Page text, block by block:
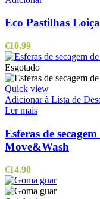
Eco Pastilhas
€10.99
Esgotado
Quick view
Adicionar à Lista de
Ler mais
Esferas de
Move&Wash
€14.90